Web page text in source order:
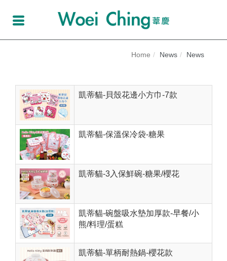
Home News News
凱蒂貓-貝殼花邊小方巾-7款
凱蒂貓-保溫保冷袋-糖果
凱蒂貓-3入保鮮碗-糖果/櫻花
凱蒂貓-碗盤吸水墊加厚款-早餐/小
熊/料理/蛋糕
凱蒂貓-單柄耐熱鍋-櫻花款